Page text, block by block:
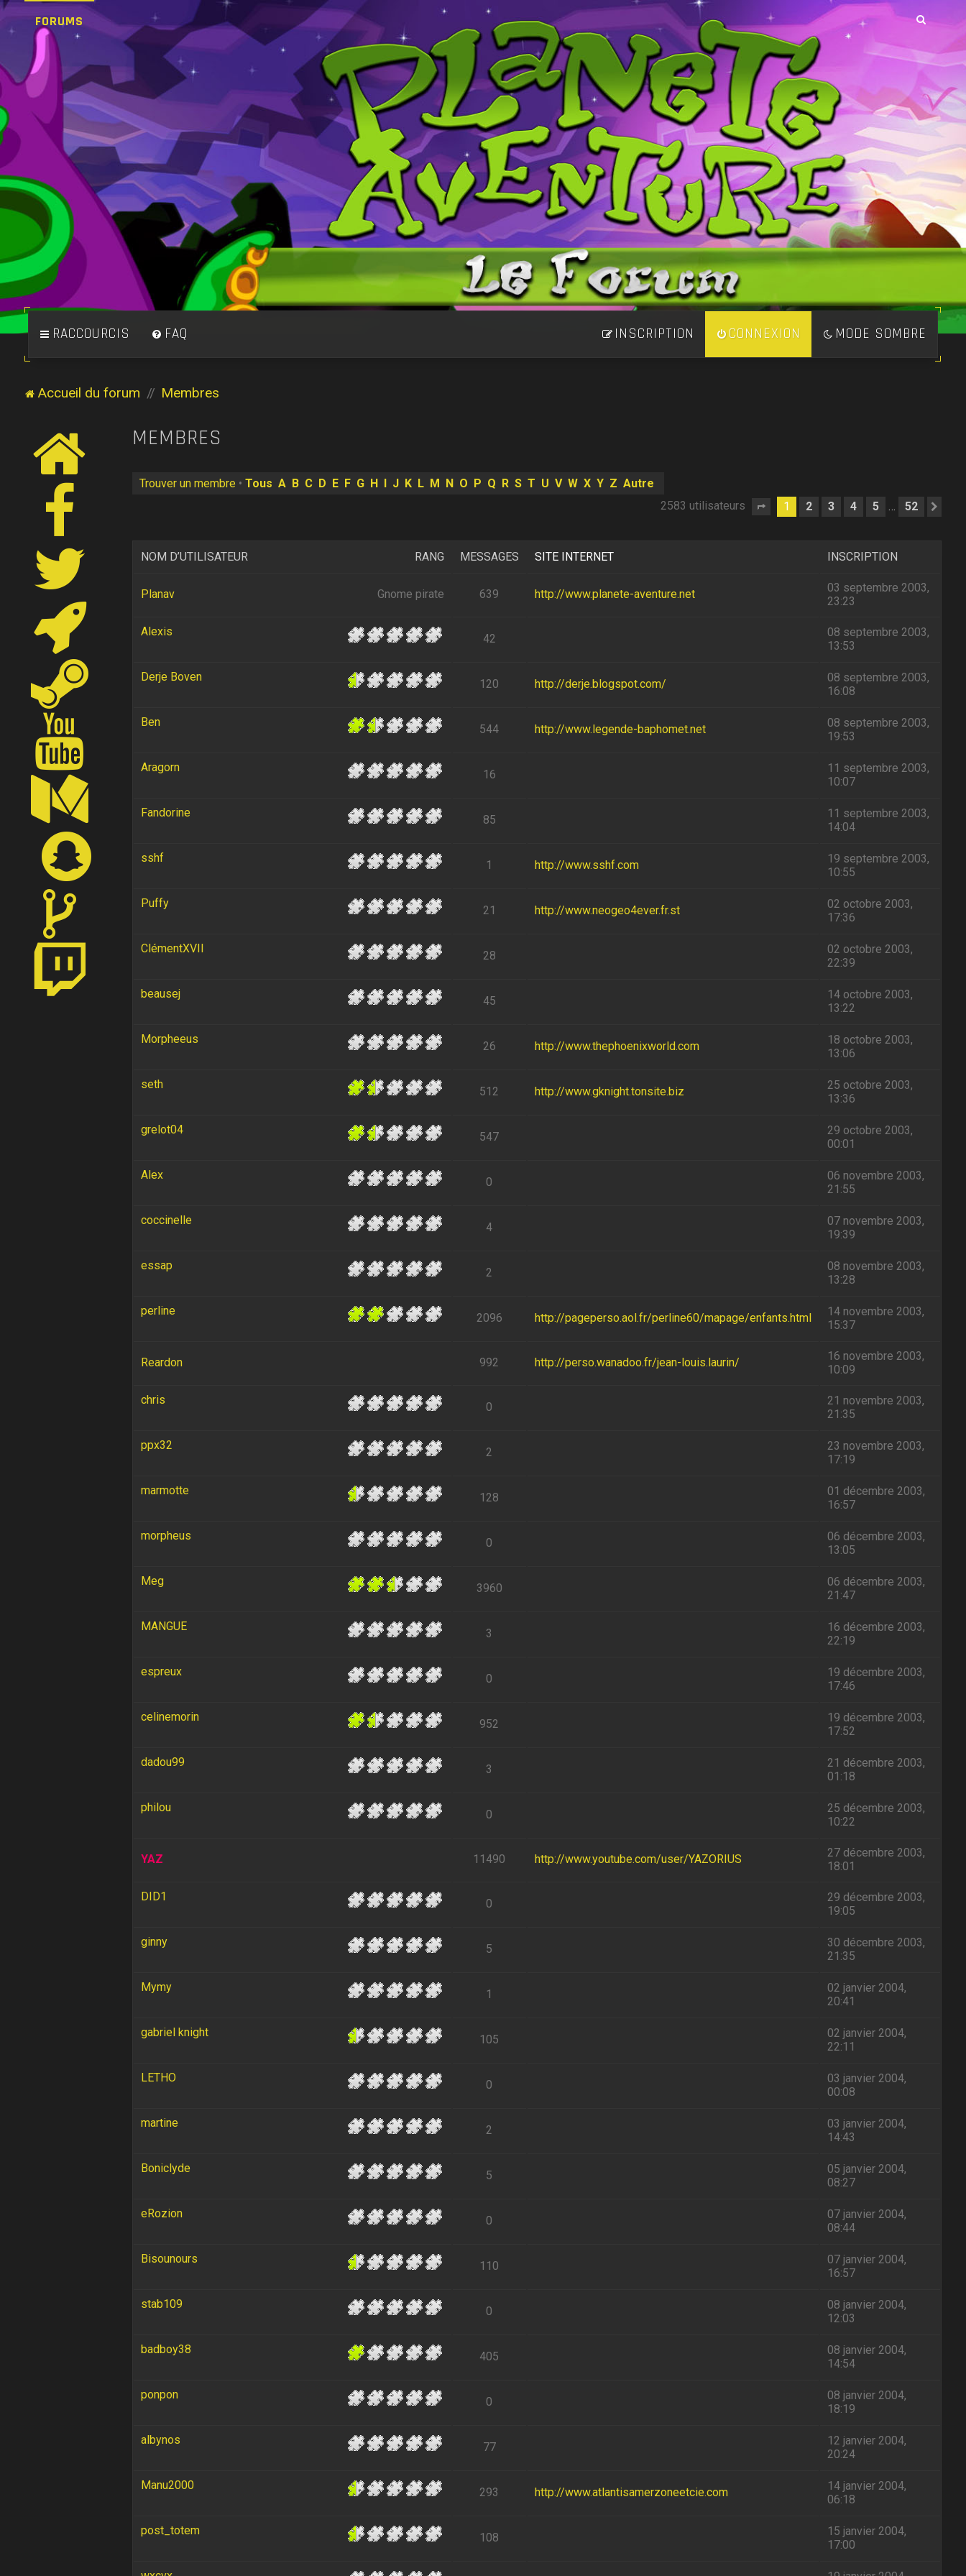
FORUMS
RACCOURCIS MODE SOMBRE
FAQ CONNEXION
INSCRIPTION
Accueil du forum Membres
MEMBRES
Trouver un membre • Tous A B C D E F G H I J K L M N O P Q R S T U V W X Y Z Autre
2583 utilisateurs
Page 1sur52
1 2 3 4 5 … 52
RANG
NOM D’UTILISATEUR MESSAGES SITE INTERNET INSCRIPTION
Gnome pirate
Planav 639 http://www.planete-aventure.net
03 septembre 2003,
23:23
Alexis
42
08 septembre 2003,
13:53
Derje Boven
120 http://derje.blogspot.com/
08 septembre 2003,
16:08
Ben
544 http://www.legende-baphomet.net
08 septembre 2003,
19:53
Aragorn
16
11 septembre 2003,
10:07
Fandorine
85
11 septembre 2003,
14:04
sshf
1 http://www.sshf.com
19 septembre 2003,
10:55
Puffy
21 http://www.neogeo4ever.fr.st
02 octobre 2003,
17:36
ClémentXVII
28
02 octobre 2003,
22:39
beausej
45
14 octobre 2003,
13:22
Morpheeus
26 http://www.thephoenixworld.com
18 octobre 2003,
13:06
seth
512 http://www.gknight.tonsite.biz
25 octobre 2003,
13:36
grelot04
547
29 octobre 2003,
00:01
Alex
0
06 novembre 2003,
21:55
coccinelle
4
07 novembre 2003,
19:39
essap
2
08 novembre 2003,
13:28
perline
2096 http://pageperso.aol.fr/perline60/mapage/enfants.html
14 novembre 2003,
15:37
Reardon 992 http://perso.wanadoo.fr/jean-louis.laurin/
16 novembre 2003,
10:09
chris
0
21 novembre 2003,
21:35
ppx32
2
23 novembre 2003,
17:19
marmotte
128
01 décembre 2003,
16:57
morpheus
0
06 décembre 2003,
13:05
Meg
3960
06 décembre 2003,
21:47
MANGUE
3
16 décembre 2003,
22:19
espreux
0
19 décembre 2003,
17:46
celinemorin
952
19 décembre 2003,
17:52
dadou99
3
21 décembre 2003,
01:18
philou
0
25 décembre 2003,
10:22
YAZ 11490 http://www.youtube.com/user/YAZORIUS
27 décembre 2003,
18:01
DID1
0
29 décembre 2003,
19:05
ginny
5
30 décembre 2003,
21:35
Mymy
1
02 janvier 2004,
20:41
gabriel knight
105
02 janvier 2004,
22:11
LETHO
0
03 janvier 2004,
00:08
martine
2
03 janvier 2004,
14:43
Boniclyde
5
05 janvier 2004,
08:27
eRozion
0
07 janvier 2004,
08:44
Bisounours
110
07 janvier 2004,
16:57
stab109
0
08 janvier 2004,
12:03
badboy38
405
08 janvier 2004,
14:54
ponpon
0
08 janvier 2004,
18:19
albynos
77
12 janvier 2004,
20:24
Manu2000
293 http://www.atlantisamerzoneetcie.com
14 janvier 2004,
06:18
post_totem
108
15 janvier 2004,
17:00